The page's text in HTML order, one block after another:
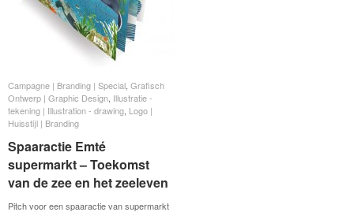
Campagne | Branding | Special Grafisch
Ontwerp | Graphic Design Illustratie -
tekening | Illustration - drawing Logo |
Huisstijl | Branding
Spaaractie Emté
supermarkt – Toekomst
van de zee en het zeeleven
Pitch voor een spaaractie van supermarkt
Campagne | Branding | Special Grafisch
Ontwerp | Graphic Design Illustratie -
tekening | Illustration - drawing Logo |
Huisstijl | Branding
Spaaractie Emté
supermarkt – Toekomst
van de zee en het zeeleven